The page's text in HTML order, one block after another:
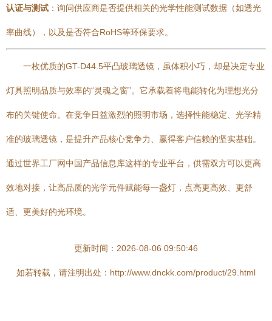
认证与测试 ：询问供应商是否提供相关的光学性能测试数据（如透光
率曲线），以及是否符合RoHS等环保要求。
一枚优质的GT-D44.5平凸玻璃透镜，虽体积小巧，却是决定专业
灯具照明品质与效率的“灵魂之窗”。它承载着将电能转化为理想光分
布的关键使命。在竞争日益激烈的照明市场，选择性能稳定、光学精
准的玻璃透镜，是提升产品核心竞争力、赢得客户信赖的坚实基础。
通过世界工厂网中国产品信息库这样的专业平台，供需双方可以更高
效地对接，让高品质的光学元件赋能每一盏灯，点亮更高效、更舒
适、更美好的光环境。
更新时间：2026-08-06 09:50:46
如若转载，请注明出处：http://www.dnckk.com/product/29.html